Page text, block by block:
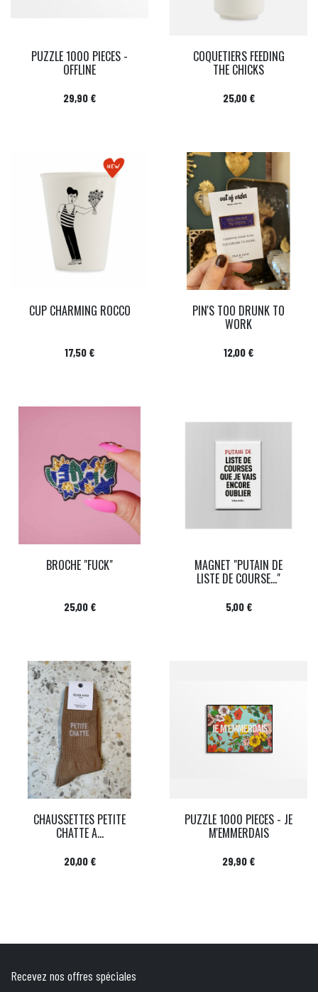
PUZZLE 1000 PIECES -
OFFLINE
Prix
29,90 €
COQUETIERS FEEDING
THE CHICKS
Prix
25,00 €
CUP CHARMING ROCCO
Prix
17,50 €
PIN'S TOO DRUNK TO
WORK
Prix
12,00 €
BROCHE "FUCK"
Prix
25,00 €
MAGNET "PUTAIN DE
LISTE DE COURSE..."
Prix
5,00 €
CHAUSSETTES PETITE
CHATTE A...
Prix
20,00 €
PUZZLE 1000 PIECES - JE
M'EMMERDAIS
Prix
29,90 €
Recevez nos offres spéciales